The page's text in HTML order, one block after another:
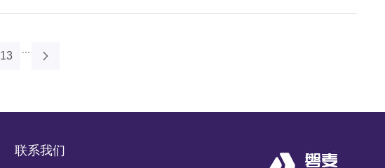
13
联系我们